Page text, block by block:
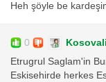
Heh şöyle be
0
Etrugrul Saglam'in
Eskisehirde herkes